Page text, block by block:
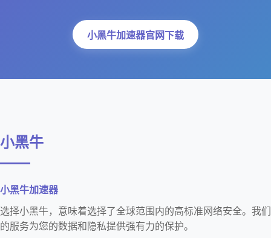
小黑牛加速器官网下载
小黑牛
小黑牛加速器
选择小黑牛，意味着选择了全球范围内的高标准网络安全。我们
的服务为您的数据和隐私提供强有力的保护。